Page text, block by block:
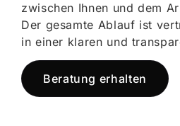
zwischen Ihnen und dem
Der gesamte Ablauf ist
in einer klaren und
Beratung erhalten